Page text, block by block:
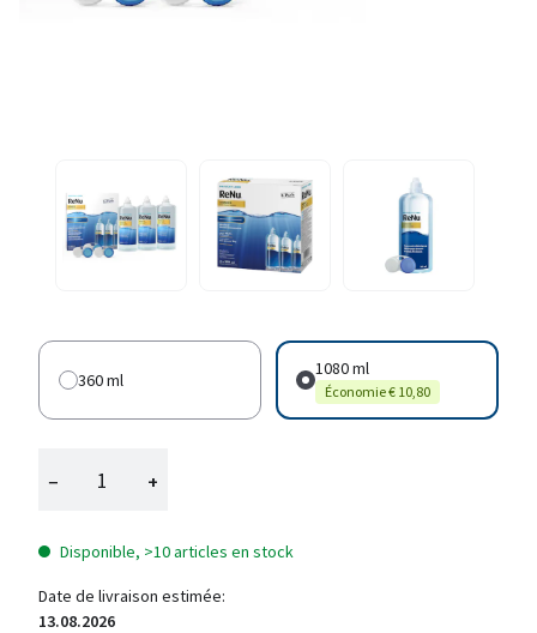
360 ml
1080 ml
Économie € 10,80
− +
Disponible, >10 articles en stock
Date de livraison estimée:
13.08.2026